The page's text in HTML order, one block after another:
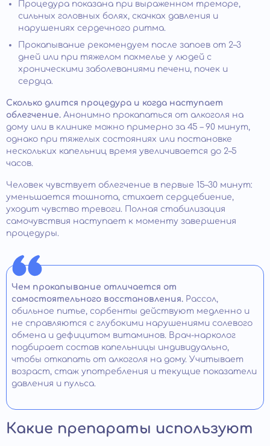
Процедура показана при выраженном треморе,
сильных головных болях, скачках давления и
нарушениях сердечного ритма.
Прокапывание рекомендуем после запоев от 2–3
дней или при тяжелом похмелье у людей с
хроническими заболеваниями печени, почек и
сердца.
Сколько длится процедура и когда наступает
облегчение. Анонимно прокапаться от алкоголя на
дому или в клинике можно примерно за 45 – 90 минут,
однако при тяжелых состояниях или постановке
нескольких капельниц время увеличивается до 2–5
часов.
Человек чувствует облегчение в первые 15–30 минут:
уменьшается тошнота, стихает сердцебиение,
уходит чувство тревоги. Полная стабилизация
самочувствия наступает к моменту завершения
процедуры.
Чем прокапывание отличается от
самостоятельного восстановления. Рассол,
обильное питье, сорбенты действуют медленно и
не справляются с глубокими нарушениями солевого
обмена и дефицитом витаминов. Врач-нарколог
подбирает состав капельницы индивидуально,
чтобы откапать от алкоголя на дому. Учитывает
возраст, стаж употребления и текущие показатели
давления и пульса.
Какие препараты используют